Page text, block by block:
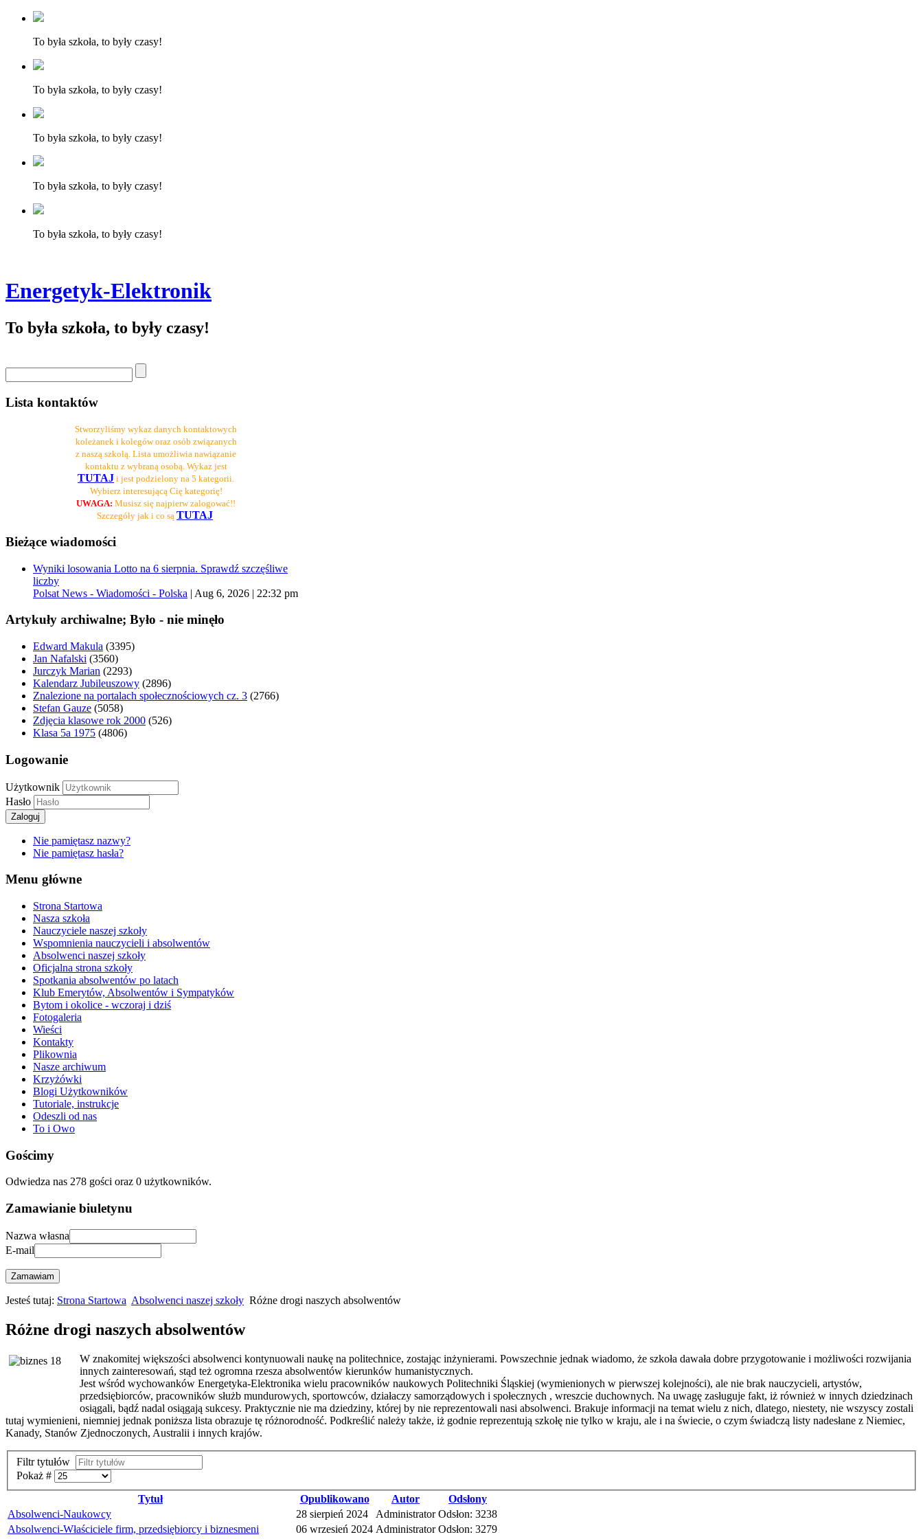
To była szkoła, to były czasy!
To była szkoła, to były czasy!
To była szkoła, to były czasy!
To była szkoła, to były czasy!
To była szkoła, to były czasy!
Energetyk-Elektronik
To była szkoła, to były czasy!
Lista kontaktów
Stworzyliśmy wykaz danych kontaktowych
koleżanek i kolegów oraz osób związanych
z naszą szkołą. Lista umożliwia nawiązanie
kontaktu z wybraną osobą. Wykaz jest
TUTAJ i jest podzielony na 5 kategorii.
Wybierz interesującą Cię kategorię!
UWAGA: Musisz się najpierw zalogować!!
Szczegóły jak i co sąTUTAJ
Bieżące wiadomości
Wyniki losowania Lotto na 6 sierpnia. Sprawdź szczęśliwe
liczby
Polsat News - Wiadomości - Polska | Aug 6, 2026 | 22:32 pm
Artykuły archiwalne; Było - nie minęło
Edward Makula (3395)
Jan Nafalski (3560)
Jurczyk Marian (2293)
Kalendarz Jubileuszowy (2896)
Znalezione na portalach społecznościowych cz. 3 (2766)
Stefan Gauze (5058)
Zdjęcia klasowe rok 2000 (526)
Klasa 5a 1975 (4806)
Logowanie
Użytkownik
Hasło
Zaloguj
Nie pamiętasz nazwy?
Nie pamiętasz hasła?
Menu główne
Strona Startowa
Nasza szkoła
Nauczyciele naszej szkoły
Wspomnienia nauczycieli i absolwentów
Absolwenci naszej szkoły
Oficjalna strona szkoły
Spotkania absolwentów po latach
Klub Emerytów, Absolwentów i Sympatyków
Bytom i okolice - wczoraj i dziś
Fotogaleria
Wieści
Kontakty
Plikownia
Nasze archiwum
Krzyżówki
Blogi Użytkowników
Tutoriale, instrukcje
Odeszli od nas
To i Owo
Gościmy
Odwiedza nas 278 gości oraz 0 użytkowników.
Zamawianie biuletynu
Nazwa własna
E-mail
Zamawiam
Jesteś tutaj: Strona Startowa Absolwenci naszej szkoły Różne drogi naszych absolwentów
Różne drogi naszych absolwentów
W znakomitej większości absolwenci kontynuowali naukę na politechnice, zostając inżynierami. Powszechnie jednak wiadomo, że szkoła dawała dobre przygotowanie i możliwości rozwijania
innych zainteresowań, stąd też ogromna rzesza absolwentów kierunków humanistycznych.
Jest wśród wychowanków Energetyka-Elektronika wielu pracowników naukowych Politechniki Śląskiej (wymienionych w pierwszej kolejności), ale nie brak nauczycieli, artystów,
przedsiębiorców, pracowników służb mundurowych, sportowców, działaczy samorządowych i społecznych , wreszcie duchownych. Na uwagę zasługuje fakt, iż również w innych dziedzinach
osiągali, bądź nadal osiągają sukcesy. Praktycznie nie ma dziedziny, której by nie reprezentowali nasi absolwenci. Brakuje informacji na temat wielu z nich, dlatego, niestety, nie wszyscy zostali
tutaj wymienieni, niemniej jednak poniższa lista obrazuje tę różnorodność. Podkreślić należy także, iż godnie reprezentują szkołę nie tylko w kraju, ale i na świecie, o czym świadczą listy nadesłane z Niemiec,
Kanady, Stanów Zjednoczonych, Australii i innych krajów.
Filtr tytułów
Pokaż #
Tytuł
Opublikowano Autor
Odsłony
Absolwenci-Naukowcy
28 sierpień 2024 Administrator Odsłon: 3238
Absolwenci-Właściciele firm, przedsiębiorcy i biznesmeni
06 wrzesień 2024 Administrator Odsłon: 3279